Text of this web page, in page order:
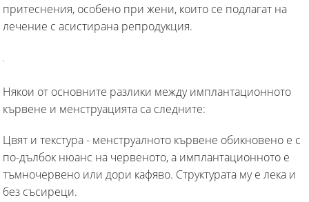
притеснения, особено при жени, които се подлагат на
лечение с асистирана репродукция.
Някои от основните разлики между имплантационното
кървене и менструацията са следните:
Цвят и текстура - менструалното кървене обикновено е с
по-дълбок нюанс на червеното, а имплантационното е
тъмночервено или дори кафяво. Структурата му е лека и
без съсиреци.